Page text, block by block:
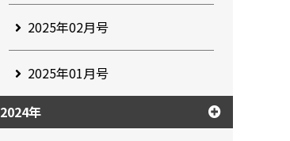
2025年02月号
2025年01月号
2024年